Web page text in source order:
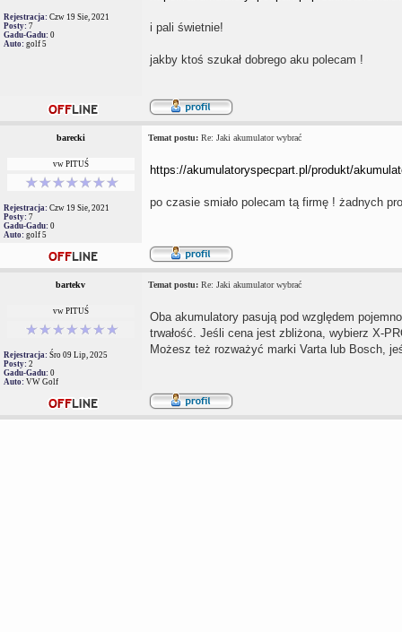
Rejestracja: Czw 19 Sie, 2021
Posty: 7
Gadu-Gadu: 0
Auto: golf 5
i pali świetnie!
jakby ktoś szukał dobrego aku polecam !
barecki Temat postu: Re: Jaki akumulator wybrać
vw PITUŚ
Rejestracja: Czw 19 Sie, 2021
Posty: 7
Gadu-Gadu: 0
Auto: golf 5
https://akumulatoryspecpart.pl/produkt/
po czasie smiało polecam tą firmę ! żadnych
bartekv Temat postu: Re: Jaki akumulator wybrać
vw PITUŚ
Rejestracja: Śro 09 Lip, 2025
Posty: 2
Gadu-Gadu: 0
Auto: VW Golf
Oba akumulatory pasują pod względem
trwałość. Jeśli cena jest zbliżona, wybierz X-
Możesz też rozważyć marki Varta lub Bosch,